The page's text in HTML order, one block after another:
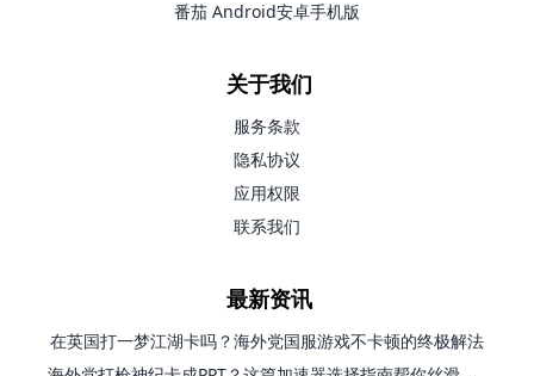
番茄 Android安卓手机版
关于我们
服务条款
隐私协议
应用权限
联系我们
最新资讯
在英国打一梦江湖卡吗？海外党国服游戏不卡顿的终极解法